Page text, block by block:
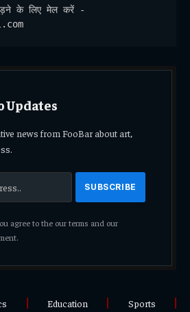
के लिए मेल करें -
Updates
news from FooBar about art,
agree to the our terms and our
Education Sports